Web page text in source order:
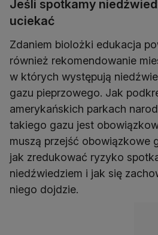
Jeśli spotkamy
uciekać
Zdaniem biolożki edukacja
również rekomendowanie
w których występują
gazu pieprzowego. Jak
amerykańskich parkach
takiego gazu jest
muszą przejść obowiązkowe
jak zredukować ryzyko
niedźwiedziem i jak się
niego dojdzie.